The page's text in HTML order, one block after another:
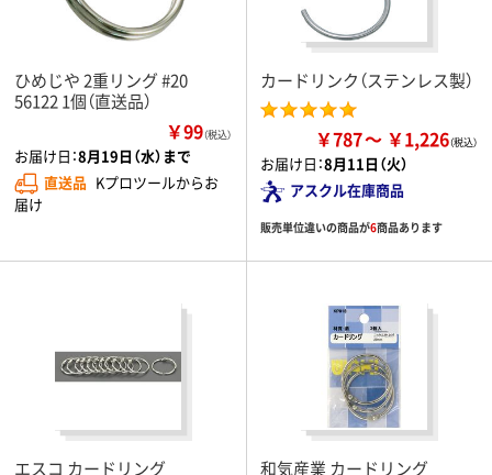
ひめじや 2重リング #20
56122 1個（直送品）
￥99（税込）
お届け日：8月19日（水）まで
直送品 Kプロツールからお
届け
カードリンク（ステンレス製）
￥787 ￥1,226
お届け日：8月11日（火）
アスクル在庫商品
販売単位違いの商品が6商品あります
エスコ カードリング 和気産業 カードリング